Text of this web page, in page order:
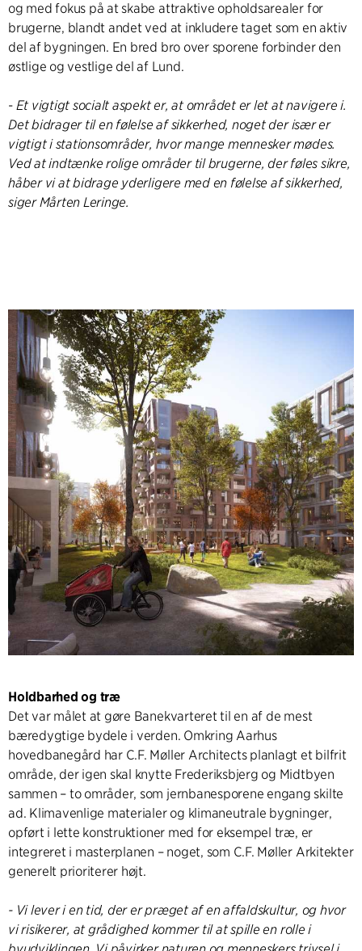
og med fokus på at skabe attraktive opholdsarealer for
brugerne, blandt andet ved at inkludere taget som en aktiv
del af bygningen. En bred bro over sporene forbinder den
østlige og vestlige del af Lund.
- Et vigtigt socialt aspekt er, at området er let at navigere i.
Det bidrager til en følelse af sikkerhed, noget der især er
vigtigt i stationsområder, hvor mange mennesker mødes.
Ved at indtænke rolige områder til brugerne, der føles sikre,
håber vi at bidrage yderligere med en følelse af sikkerhed,
siger Mårten Leringe.
Holdbarhed og træ
Det var målet at gøre Banekvarteret til en af de mest
bæredygtige bydele i verden. Omkring Aarhus
hovedbanegård har C.F. Møller Architects planlagt et bilfrit
område, der igen skal knytte Frederiksbjerg og Midtbyen
sammen – to områder, som jernbanesporene engang skilte
ad. Klimavenlige materialer og klimaneutrale bygninger,
opført i lette konstruktioner med for eksempel træ, er
integreret i masterplanen – noget, som C.F. Møller Arkitekter
generelt prioriterer højt.
- Vi lever i en tid, der er præget af en affaldskultur, og hvor
vi risikerer, at grådighed kommer til at spille en rolle i